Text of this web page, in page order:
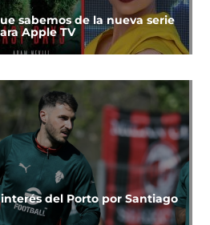
sabemos de la nueva serie
Apple TV
del Porto por Santiago